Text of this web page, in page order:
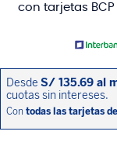
con tarjetas BCP